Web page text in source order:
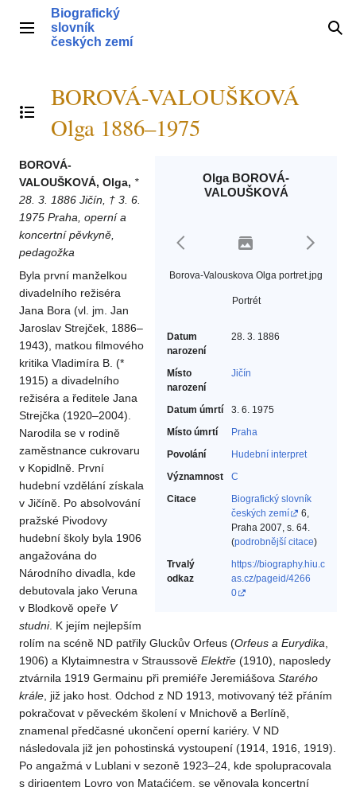
obsahHlavní menu
Biografický
slovník
českých zemí
Přepnout obsah
BOROVÁ-VALOUŠKOVÁ
Olga 1886–1975
Olga BOROVÁ-
VALOUŠKOVÁ
Borova-Valouskova Olga portret.jpg
Portrét
Datum
narození
28. 3. 1886
Místo
narození
Jičín
Datum úmrtí
3. 6. 1975
Místo úmrtí
Praha
Povolání
Hudební interpret‎
Významnost
C
Citace
Biografický slovník
českých zemí
6,
Praha 2007, s. 64.
(podrobnější citace)
Trvalý
odkaz
https://biography.hiu.c
as.cz/pageid/4266
0
BOROVÁ-
VALOUŠKOVÁ, Olga, *
28. 3. 1886 Jičín, † 3. 6.
1975 Praha, operní a
koncertní pěvkyně,
pedagožka
Byla první manželkou
divadelního režiséra
Jana Bora (vl. jm. Jan
Jaroslav Strejček, 1886–
1943), matkou filmového
kritika Vladimíra B. (*
1915) a divadelního
režiséra a ředitele Jana
Strejčka (1920–2004).
Narodila se v rodině
zaměstnance cukrovaru
v Kopidlně. První
hudební vzdělání získala
v Jičíně. Po absolvování
pražské Pivodovy
hudební školy byla 1906
angažována do
Národního divadla, kde
debutovala jako Veruna
v Blodkově opeře V
studni. K jejím nejlepším
rolím na scéně ND patřily Gluckův Orfeus (Orfeus a Eurydika
1906) a Klytaimnestra v Straussově Elektře (1910), naposledy
ztvárnila 1919 Germainu při premiéře Jeremiášova Starého
krále , již jako host. Odchod z ND 1913, motivovaný též přáním
pokračovat v pěveckém školení v Mnichově a Berlíně,
znamenal předčasné ukončení operní kariéry. V ND
následovala již jen pohostinská vystoupení (1914, 1916, 1919).
Po angažmá v Lublani v sezoně 1923–24, kde spolupracovala
s dirigentem Lovro von Mataćićem, se věnovala koncertní